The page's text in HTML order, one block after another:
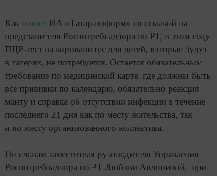
Как пишет ИА «Татар-информ» со ссылкой на
представителя Роспотребнадзора по РТ, в этом году
ПЦР-тест на коронавирус для детей, которые будут
в лагерях, не потребуется. Остается обязательным
требование по медицинской карте, где должны быть
все прививки по календарю, обязательно реакция
манту и справка об отсутствии инфекции в течение
последнего 21 дня как по месту жительства, так
и по месту организованного коллектива.
По словам заместителя руководителя Управления
Роспотребнадзора по РТ Любови Авдониной, при